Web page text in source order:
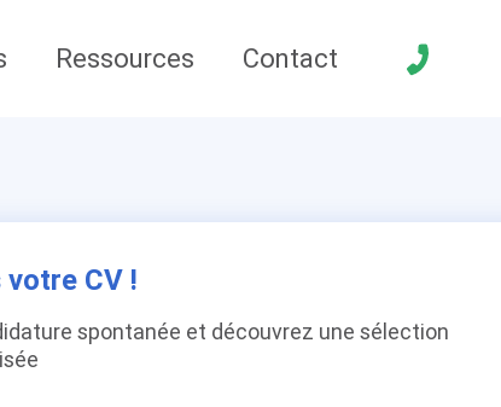
Ressources Contact
CV !
spontanée et découvrez une sélection